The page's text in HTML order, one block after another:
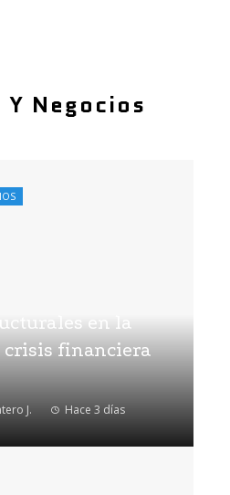
Negocios
en la
crisis financiera
J. Hace 3 días